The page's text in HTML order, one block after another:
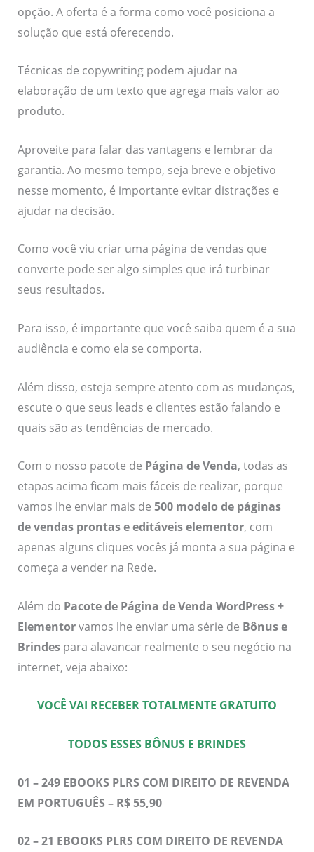
opção. A oferta é a forma como você posiciona a
solução que está oferecendo.
Técnicas de copywriting podem ajudar na
elaboração de um texto que agrega mais valor ao
produto.
Aproveite para falar das vantagens e lembrar da
garantia. Ao mesmo tempo, seja breve e objetivo
nesse momento, é importante evitar distrações e
ajudar na decisão.
Como você viu criar uma página de vendas que
converte pode ser algo simples que irá turbinar
seus resultados.
Para isso, é importante que você saiba quem é a sua
audiência e como ela se comporta.
Além disso, esteja sempre atento com as mudanças,
escute o que seus leads e clientes estão falando e
quais são as tendências de mercado.
Com o nosso pacote de Página de Venda, todas as
etapas acima ficam mais fáceis de realizar, porque
vamos lhe enviar mais de 500 modelo de páginas
de vendas prontas e editáveis elementor, com
apenas alguns cliques vocês já monta a sua página e
começa a vender na Rede.
Além do Pacote de Página de Venda WordPress +
Elementorvamos lhe enviar uma série de Bônus e
Brindespara alavancar realmente o seu negócio na
internet, veja abaixo:
VOCÊ VAI RECEBER TOTALMENTE GRATUITO
TODOS ESSES BÔNUS E BRINDES
01 – 249 EBOOKS PLRS COM DIREITO DE REVENDA
EM PORTUGUÊS – R$ 55,90
02 – 21 EBOOKS PLRS COM DIREITO DE REVENDA